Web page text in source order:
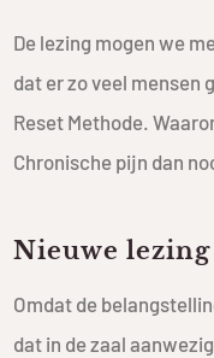
De lezing mogen we
dat er zo veel mensen
Reset Methode.
Chronische pijn dan
Nieuwe
Omdat de
dat in de zaal